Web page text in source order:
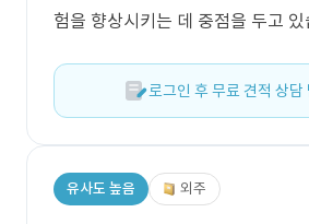
험을 향상시키는 데 중점을 두고 있
로그인 후 무료 견적 상담
유사도 높음 외주